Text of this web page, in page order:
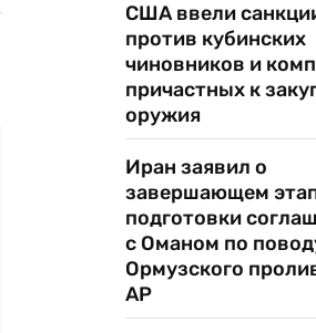
США ввели
против кубинских
чиновников и
причастных к
оружия
Иран заявил о
завершающем
подготовки
с Оманом по
Ормузского
AP